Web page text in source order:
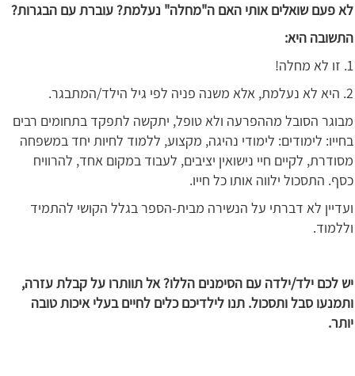
לא פעם שואלים אותי האם ה"מחלה" נעלמת? עוברת עם הבגרות?
התשובה היא:
1. זו לא מחלה!
2. היא לא נעלמת, אלא משנה פניה לפי גיל הילד/המתבגר.
מבוגר הסובל מההפרעה ולא טופל, יתקשה לתפקד בתחומים רבים
בחייו: לימודים: לימודי נהיגה, מקצוע, ללמוד לחיות יחד במשפחה
מסודרת, לקיים חיי נישואין יציבים, לעבוד במקום אחד, להרוויח
כסף. התסכול ילווה אותו כל חייו.
ועדיין לא דברתי על הנשירה מבית-הספר בגלל הקושי להתמיד
וללמוד.
יש לכם ילד/ילדה עם הסימנים הללו? אל תוותרו על קבלת עזרה,
ותמנעו סבל ותסכול. תנו לילדיכם כלים לחיים בעלי איכות טובה
יותר.